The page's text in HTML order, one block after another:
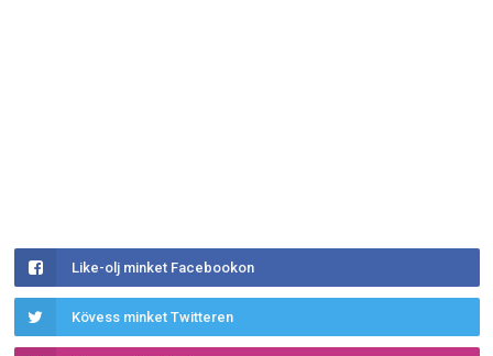
Like-olj minket Facebookon
Kövess minket Twitteren